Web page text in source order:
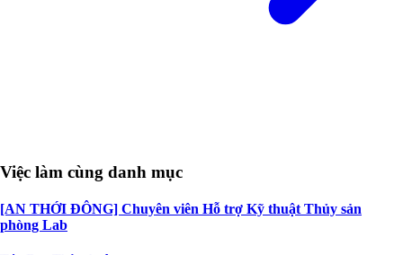
Việc làm cùng danh mục
[AN THỚI ĐÔNG] Chuyên viên Hỗ trợ Kỹ thuật Thủy sản
phòng Lab